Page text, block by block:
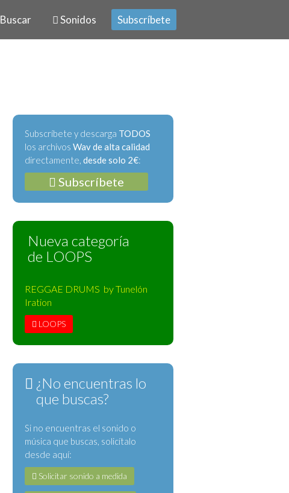
Buscar Sonidos Subscríbete
Subscríbete y descarga TODOS
los archivos Wav de alta calidad
directamente, desde solo 2€:
Subscríbete
Nueva categoría
de LOOPS
REGGAE DRUMS by Tunelón
Iration
LOOPS
¿No encuentras lo
que buscas?
Si no encuentras el sonido o
música que buscas, solicítalo
desde aquí:
Solicitar sonido a medida